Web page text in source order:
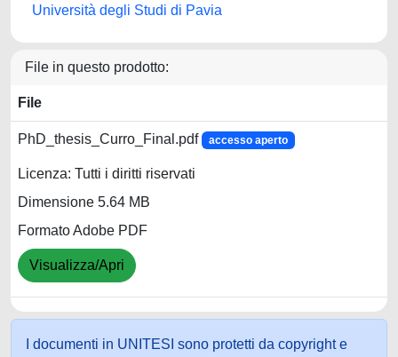
Università degli Studi di Pavia
File in questo prodotto:
File
PhD_thesis_Curro_Final.pdf accesso aperto
Licenza: Tutti i diritti riservati
Dimensione 5.64 MB
Formato Adobe PDF
Visualizza/Apri
I documenti in UNITESI sono protetti da copyright e